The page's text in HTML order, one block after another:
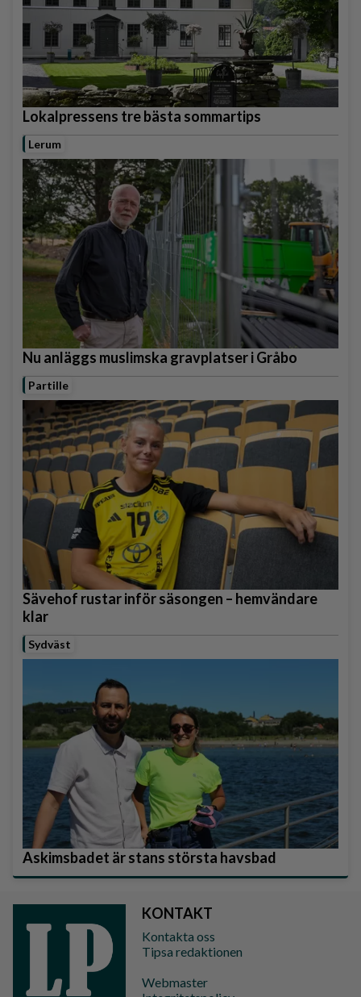
Lokalpressens tre bästa sommartips
Lerum
Nu anläggs muslimska gravplatser i Gråbo
Partille
Sävehof rustar inför säsongen – hemvändare
klar
Sydväst
Askimsbadet är stans största havsbad
KONTAKT
Kontakta oss
Tipsa redaktionen
Webmaster